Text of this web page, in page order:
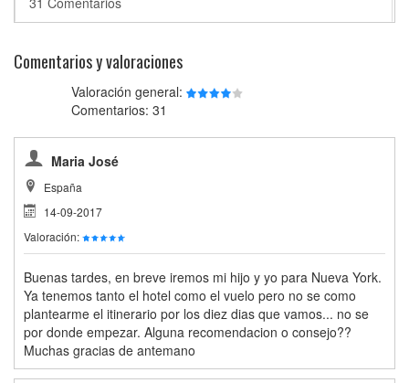
Comentarios y valoraciones
Valoración general:
Comentarios: 31
Maria José
España
14-09-2017
Valoración:
Buenas tardes, en breve iremos mi hijo y yo para Nueva York.
Ya tenemos tanto el hotel como el vuelo pero no se como
plantearme el itinerario por los diez dias que vamos... no se
por donde empezar. Alguna recomendacion o consejo??
Muchas gracias de antemano